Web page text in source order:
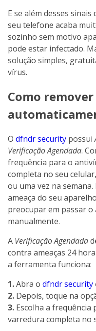
E se além desses
seu telefone acaba
sozinho sem motivo
pode estar infectado.
solução simples,
vírus.
Como
O dfndr security possui
Verificação Agendada.
frequência para o
completa no seu
ou uma vez na
ameaça do seu
preocupar em passar
manualmente.
A Verificação Agendada
contra ameaças 24
a ferramenta funciona:
1.Abra o dfndr security
2. Depois, toque na
3. Escolha a
varredura completa no